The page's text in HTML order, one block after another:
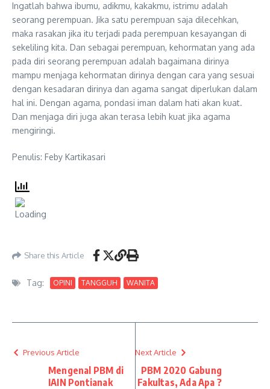
Ingatlah bahwa ibumu, adikmu, kakakmu, istrimu adalah
seorang perempuan. Jika satu perempuan saja dilecehkan,
maka rasakan jika itu terjadi pada perempuan kesayangan di
sekeliling kita. Dan sebagai perempuan, kehormatan yang ada
pada diri seorang perempuan adalah bagaimana dirinya
mampu menjaga kehormatan dirinya dengan cara yang sesuai
dengan kesadaran dirinya dan agama sangat diperlukan dalam
hal ini. Dengan agama, pondasi iman dalam hati akan kuat.
Dan menjaga diri juga akan terasa lebih kuat jika agama
mengiringi.
Penulis: Feby Kartikasari
Share this Article
Tag: OPINI TANGGUH WANITA
Previous Article
Mengenal PBM di
IAIN Pontianak
Next Article
PBM 2020 Gabung
Fakultas, Ada Apa ?